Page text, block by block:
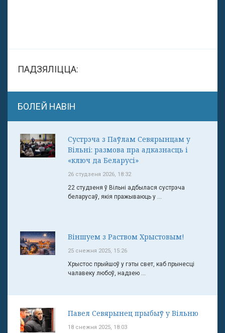
ПАДЗЯЛІЦЦА:
БОЛЕЙ НАВІН
Сустрэча з Паўлам Севярынцам у
Вільні: размова пра адказнасць і
«ключ да Беларусі»
26 студзеня 2026, 18:32
22 студзеня ў Вільні адбылася сустрэча
беларусаў, якія пражываюць у ...
Віншуем з Раством Хрыстовым!
25 снежня 2025, 15:26
Хрыстос прыйшоў у гэты свет, каб прынесці
чалавеку любоў, надзею ...
Павел Севярынец прыбыў у Вільню
18 снежня 2025, 18:03